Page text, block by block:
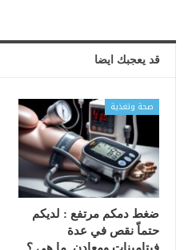
قد يعجبك ايضا
صحة وتغذية
ضغط دمكم مرتفع : لديكم
حتماّ نقص في عدة